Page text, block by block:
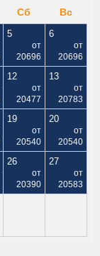
Сб Вс
5
от
20696
6
от
20696
12
от
20477
13
от
20783
19
от
20540
20
от
20540
26
от
20390
27
от
20583